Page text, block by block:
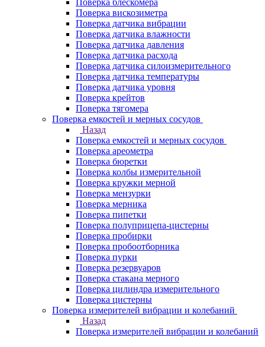
Поверка блескомера
Поверка вискозиметра
Поверка датчика вибрации
Поверка датчика влажности
Поверка датчика давления
Поверка датчика расхода
Поверка датчика силоизмерительного
Поверка датчика температуры
Поверка датчика уровня
Поверка крейтов
Поверка тягомера
Поверка емкостей и мерных сосудов
Назад
Поверка емкостей и мерных сосудов
Поверка ареометра
Поверка бюретки
Поверка колбы измерительной
Поверка кружки мерной
Поверка мензурки
Поверка мерника
Поверка пипетки
Поверка полуприцепа-цистерны
Поверка пробирки
Поверка пробоотборника
Поверка пурки
Поверка резервуаров
Поверка стакана мерного
Поверка цилиндра измерительного
Поверка цистерны
Поверка измерителей вибрации и колебаний
Назад
Поверка измерителей вибрации и колебаний